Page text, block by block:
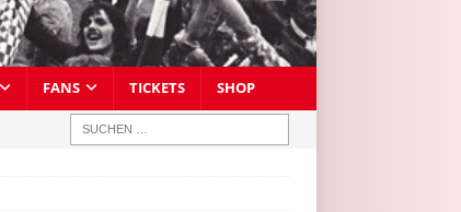
FANS TICKETS SHOP